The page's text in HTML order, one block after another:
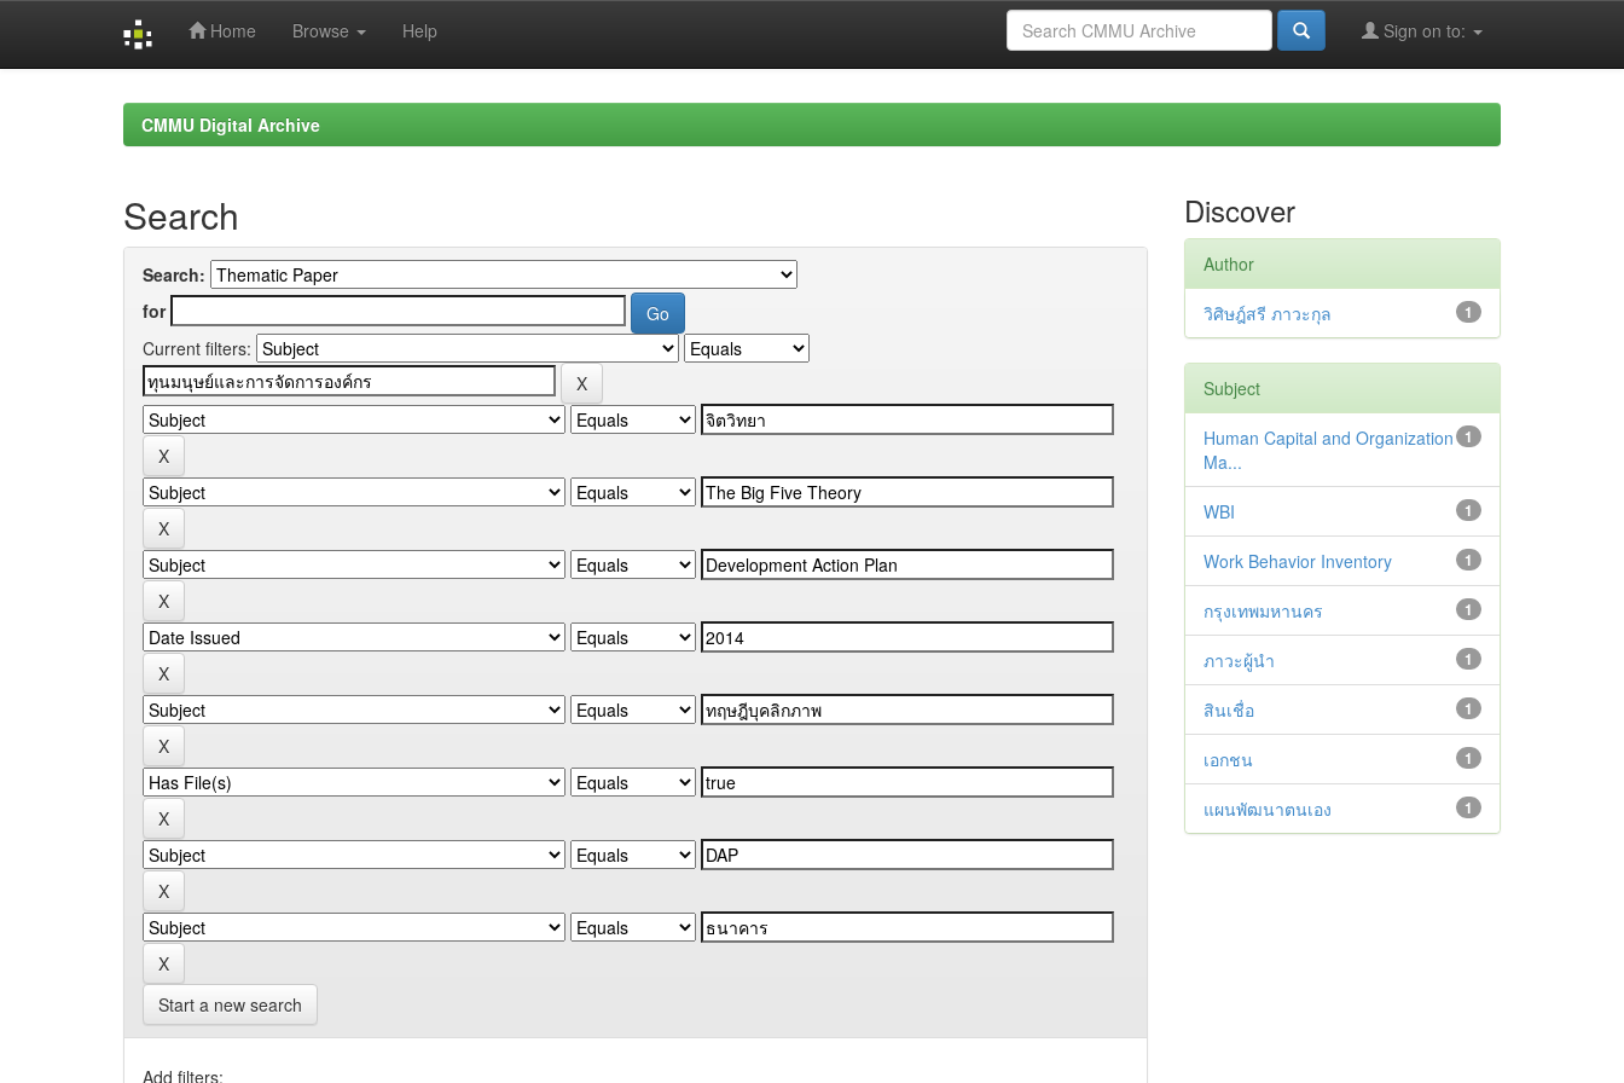
Home Browse Help Sign on to:
CMMU Digital Archive
Search
Search:
for
Current filters:
Start a new search
Add filters:
Discover
Author
1
วิศิษฎ์สรี ภาวะกุล
Subject
1
Human Capital and Organization
Ma...
1
WBI
1
Work Behavior Inventory
1
กรุงเทพมหานคร
1
ภาวะผู้นำ
1
สินเชื่อ
1
เอกชน
1
แผนพัฒนาตนเอง